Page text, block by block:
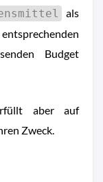
als
Budget
aber auf
Zweck.